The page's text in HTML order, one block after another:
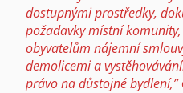
dostupnými prostředky,
požadavky místní
obyvatelům nájemní
demolicemi a
právo na důstojné bydlení,”